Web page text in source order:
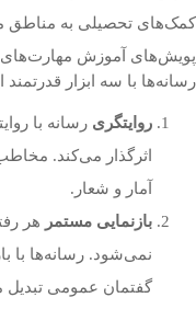
کمک‌های تحصیلی به مناطق
پویش‌های آموزش مهارت‌های
رسانه‌ها با سه ابزار قدرتمند
روایتگری رسانه با
اثرگذار می‌کند.
آمار و شعار.
بازنمایی مستمر هر
نمی‌شود. رسانه‌ها با
گفتمان عمومی تبدیل